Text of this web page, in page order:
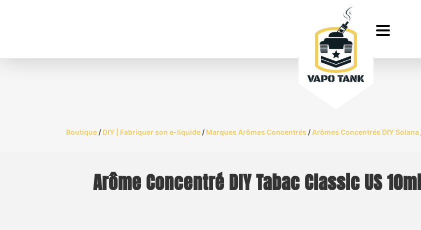
Boutique / DIY | Fabriquer son e-liquide / Marques Arômes Concentrés / Arômes Concentrés DIY Solana
Arôme Concentré DIY Tabac Classic US